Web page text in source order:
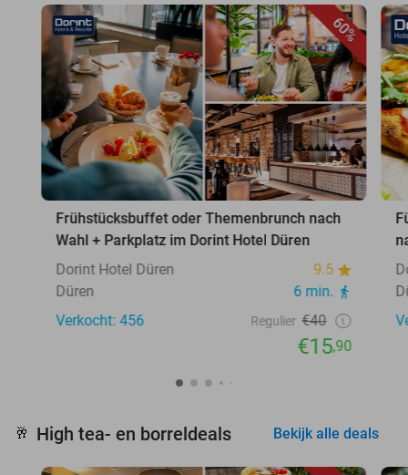
60%
Frühstücksbuffet oder Themenbrunch nach
Wahl + Parkplatz im Dorint Hotel Düren
Dorint Hotel Düren
9.5
Düren
6 min.
Verkocht: 456
Regulier €40
€15,90
🥂 High tea- en borreldeals Bekijk alle deals